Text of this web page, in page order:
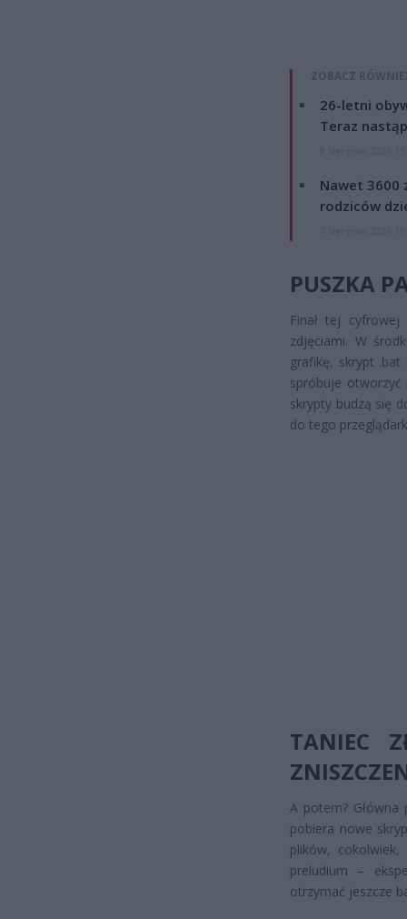
ZOBACZ
26-letni
Teraz
Nawet 3600
rodziców
PUSZKA
Finał tej
zdjęciami. W
grafikę, skrypt
spróbuje otworzyć
skrypty budzą się
do tego
TANIEC
A potem?
pobiera nowe
plików,
preludium –
otrzymać jeszcze